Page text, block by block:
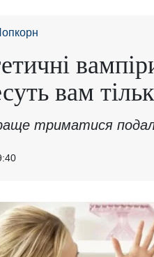
вам
триматися